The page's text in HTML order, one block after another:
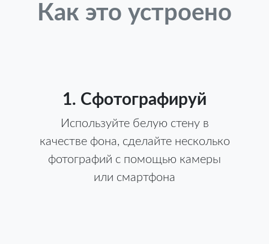
Как это устроено
1. Сфотографируй
Используйте белую стену в
качестве фона, сделайте несколько
фотографий с помощью камеры
или смартфона